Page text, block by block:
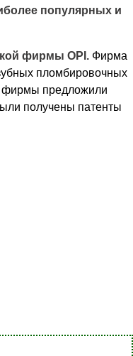
популярных и
фирмы OPI.Фирма
пломбировочных
фирмы предложили
получены патенты